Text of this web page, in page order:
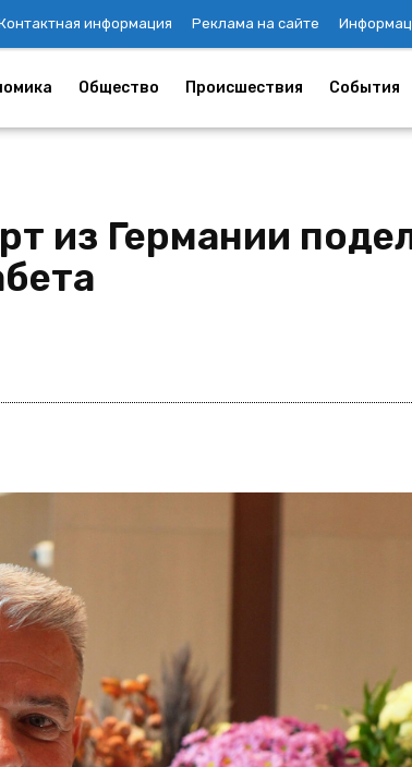
информация Реклама на сайте
Общество Происшествия События
из Германии